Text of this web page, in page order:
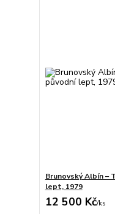
Brunovský Albín –
lept, 1979
12 500 Kč/ks